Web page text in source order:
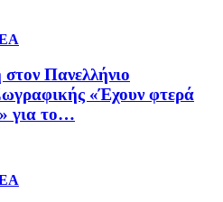
Πανελλήνιο
«Έχουν φτερά
για το…